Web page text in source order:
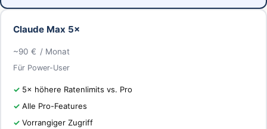
Claude Max 5×
~90 € / Monat
Für Power-User
5× höhere Ratenlimits vs. Pro
Alle Pro-Features
Vorrangiger Zugriff